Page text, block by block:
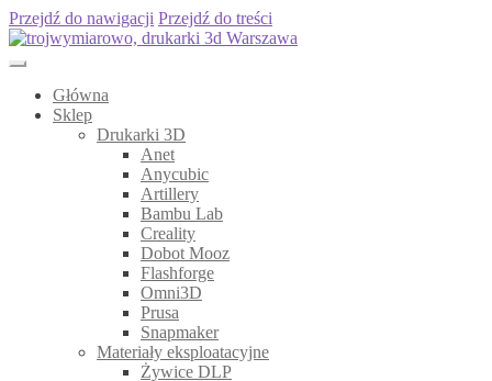
Przejdź do nawigacji Przejdź do treści
Główna
Sklep
Drukarki 3D
Anet
Anycubic
Artillery
Bambu Lab
Creality
Dobot Mooz
Flashforge
Omni3D
Prusa
Snapmaker
Materiały eksploatacyjne
Żywice DLP